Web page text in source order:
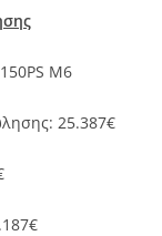
M6
25.387€